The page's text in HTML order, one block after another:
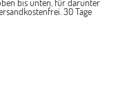
bis unten, für darunter
30 Tage